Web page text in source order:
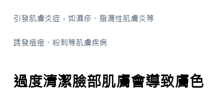
引發肌膚炎症，如濕疹、脂漏性肌膚炎等
誘發痘痘、粉刺等肌膚疾病
過度清潔臉部肌膚會導致膚色